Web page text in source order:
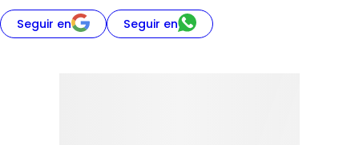
Seguir en Seguir en